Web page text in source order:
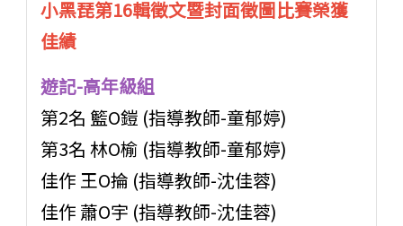
小黑琵第16輯徵文暨封面徵圖比賽榮獲
佳績
遊記-高年級組
第2名 籃O鎧 (指導教師-童郁婷)
第3名 林O榆 (指導教師-童郁婷)
佳作 王O掄 (指導教師-沈佳蓉)
佳作 蕭O宇 (指導教師-沈佳蓉)